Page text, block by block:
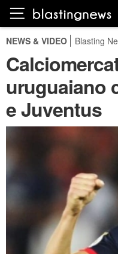
NEWS & VIDEO Blasting
uruguaiano
e Juventus